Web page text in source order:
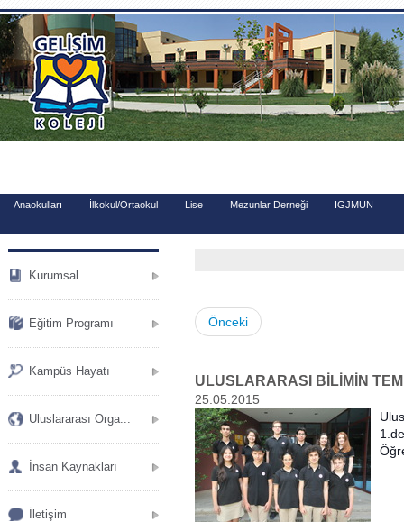
.
Anaokulları İlkokul/Ortaokul Lise Mezunlar Derneği IGJMUN
Kurumsal
Eğitim Programı
Kampüs Hayatı
Uluslararası Orga...
İnsan Kaynakları
İletişim
Önceki
ULUSLARARASI BİLİMİN
25.05.2015